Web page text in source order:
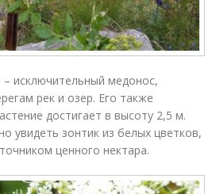
– исключительный медонос,
рек и озер. Его также
достигает в высоту 2,5 м.
увидеть зонтик из белых цветков,
ценного нектара.